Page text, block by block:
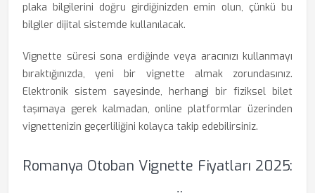
plaka bilgilerini doğru girdiğinizden emin olun, çünkü bu
bilgiler dijital sistemde kullanılacak.
Vignette süresi sona erdiğinde veya aracınızı kullanmayı
bıraktığınızda, yeni bir vignette almak zorundasınız.
Elektronik sistem sayesinde, herhangi bir fiziksel bilet
taşımaya gerek kalmadan, online platformlar üzerinden
vignettenizin geçerliliğini kolayca takip edebilirsiniz.
Romanya Otoban Vignette Fiyatları 2025: